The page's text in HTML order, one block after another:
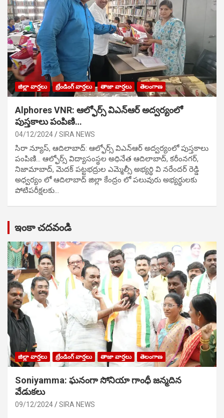
జిల్లా వార్తలు ట్రేండింగ్ వార్తలు తాజా వార్తలు తెలంగాణ
Alphores VNR: ఆల్ఫోర్స్ విఎన్ఆర్ అద్వర్యంలో
పుస్తకాలు పంపిణి…
04/12/2024 SIRA NEWS
సిరా న్యూస్, ఆదిలాబాద్: ఆల్ఫోర్స్ విఎన్ఆర్ అద్వర్యంలో పుస్తకాలు
పంపిణి… ఆల్ఫోర్స్ విద్యాసంస్థల అధినేత ఆదిలాబాద్, కరీంనగర్,
నిజామాబాద్, మెదక్ పట్టభద్రుల ఎమ్మెల్సీ అభ్యర్థి వి నరేందర్ రెడ్డి
అధ్వర్యం లో ఆదిలాబాద్ జిల్లా కేంద్రం లో పలువురు అభ్యర్థులకు
పోటిప‌రీక్ష‌ల‌కు…
ఇంకా చదవండి
జిల్లా వార్తలు ట్రేండింగ్ వార్తలు తాజా వార్తలు తెలంగాణ
Soniyamma: ఘ‌నంగా సోనియా గాంధీ జ‌న్మ‌దిన
వేడుక‌లు
09/12/2024 SIRA NEWS